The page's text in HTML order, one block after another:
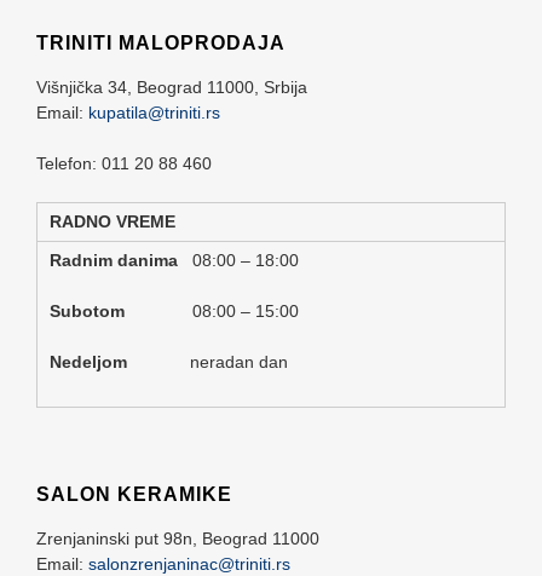
TRINITI MALOPRODAJA
Višnjička 34, Beograd 11000, Srbija
Email: kupatila@triniti.rs
Telefon: 011 20 88 460
RADNO VREME
Radnim danima 08:00 – 18:00
Subotom 08:00 – 15:00
Nedeljom neradan dan
SALON KERAMIKE
Zrenjaninski put 98n, Beograd 11000
Email: salonzrenjaninac@triniti.rs